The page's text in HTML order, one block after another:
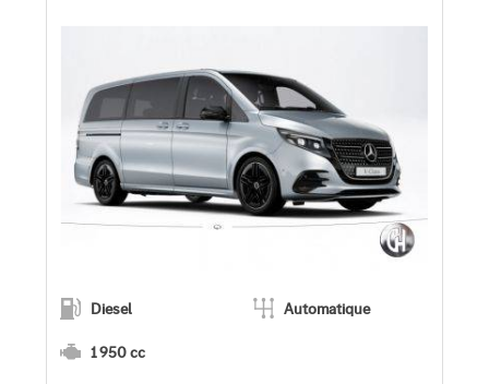
Diesel
Automatique
1 950 cc